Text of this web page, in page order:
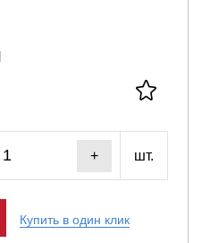
+ шт.
Купить в один клик